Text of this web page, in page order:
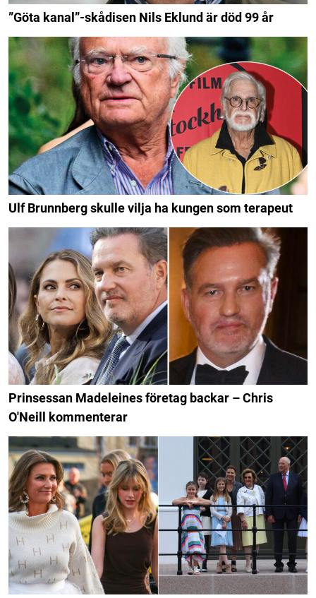
”Göta kanal”-skådisen Nils Eklund är död 99 år
Ulf Brunnberg skulle vilja ha kungen som terapeut
Prinsessan Madeleines företag backar – Chris
O'Neill kommenterar